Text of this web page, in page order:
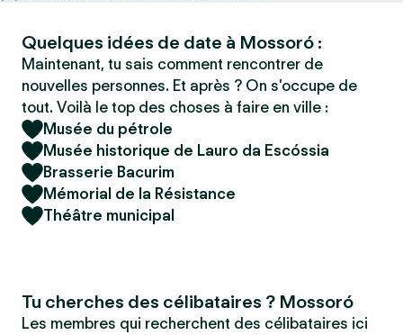
Quelques idées de date à Mossoró :
Maintenant, tu sais comment rencontrer de
nouvelles personnes. Et après ? On s’occupe de
tout. Voilà le top des choses à faire en ville :
Musée du pétrole
Musée historique de Lauro da Escóssia
Brasserie Bacurim
Mémorial de la Résistance
Théâtre municipal
Tu cherches des célibataires ? Mossoró
Les membres qui recherchent des célibataires ici